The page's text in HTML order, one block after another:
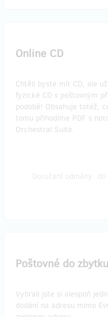
Online CD
Chtěli byste mít CD, ale
fyzické CD s poštovným
podobě! Obsahuje totéž,
tomu přihodíme PDF s
Orchestral Suite.
Poštovné do
Vybrali jste si alespoň
dodání na adresu mimo